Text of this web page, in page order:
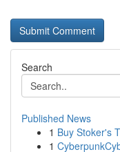
Search
Published News
1 Buy Stoker's
1